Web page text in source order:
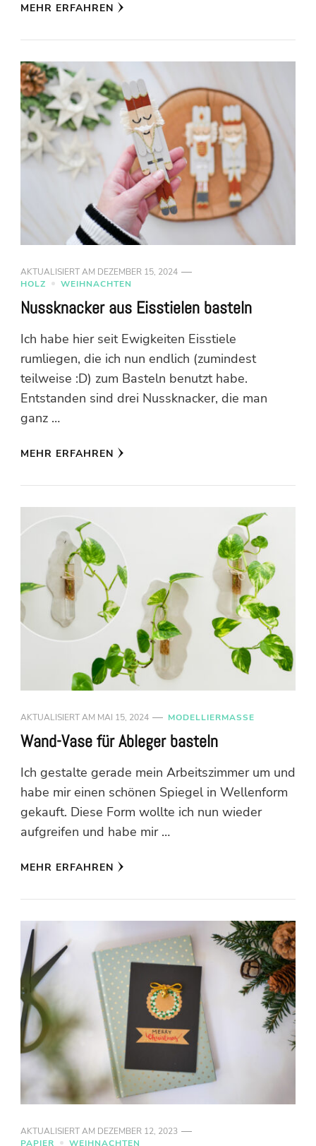
MEHR ERFAHREN
AKTUALISIERT AM DEZEMBER 15, 2024
HOLZ
WEIHNACHTEN
Nussknacker aus Eisstielen basteln
Ich habe hier seit Ewigkeiten Eisstiele
rumliegen, die ich nun endlich (zumindest
teilweise :D) zum Basteln benutzt habe.
Entstanden sind drei Nussknacker, die man
ganz …
MEHR ERFAHREN
AKTUALISIERT AM MAI 15, 2024 MODELLIERMASSE
Wand-Vase für Ableger basteln
Ich gestalte gerade mein Arbeitszimmer um und
habe mir einen schönen Spiegel in Wellenform
gekauft. Diese Form wollte ich nun wieder
aufgreifen und habe mir …
MEHR ERFAHREN
AKTUALISIERT AM DEZEMBER 12, 2023
PAPIER
WEIHNACHTEN